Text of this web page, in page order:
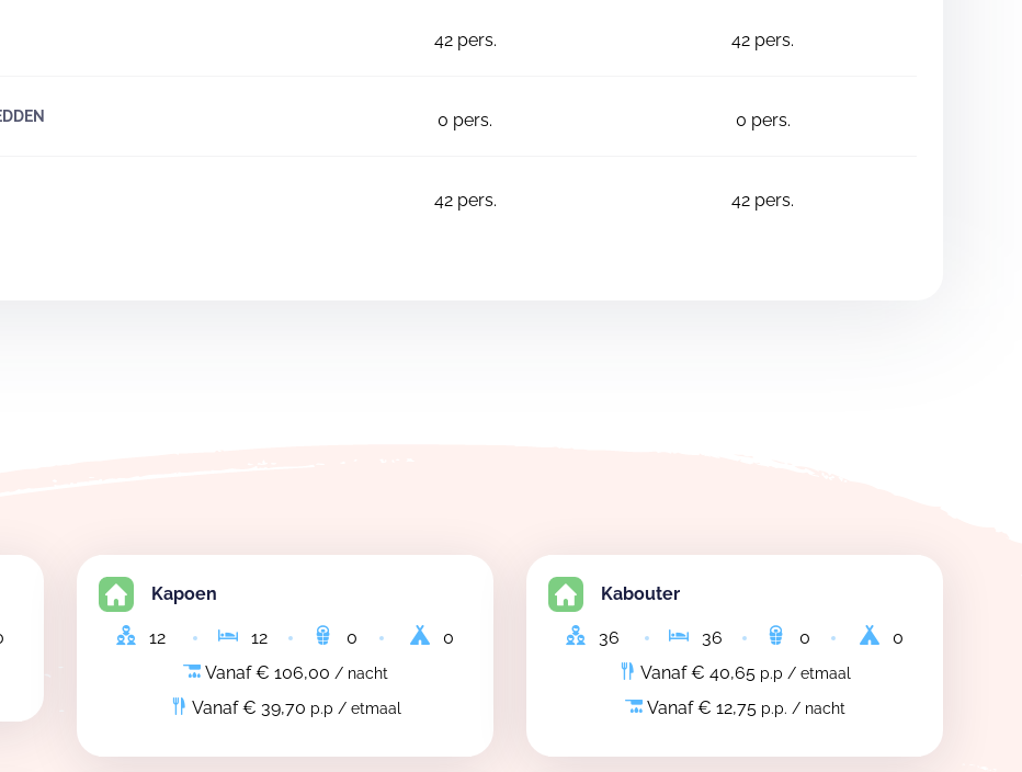
42pers. 42 pers.
0 pers. 0 pers.
42pers. 42 pers.
Kapoen
12 12 0
0
Vanaf € 106,00 / nacht
Vanaf € 39,70 p.p / etmaal
Kabouter
36 36 0
0
Vanaf € 40,65 p.p / etmaal
Vanaf € 12,75 p.p. / nacht